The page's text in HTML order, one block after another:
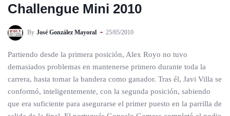
Challengue Mini 2010
By José González Mayoral 25/05/2010
Partiendo desde la primera posición, Alex Royo no tuvo
demasiados problemas en mantenerse primero durante toda la
carrera, hasta tomar la bandera como ganador. Tras él, Javi Villa se
conformó, inteligentemente, con la segunda posición, sabiendo
que era suficiente para asegurarse el primer puesto en la parrilla de